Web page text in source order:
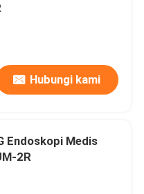
Hubungi kami
Endoskopi Medis
2R